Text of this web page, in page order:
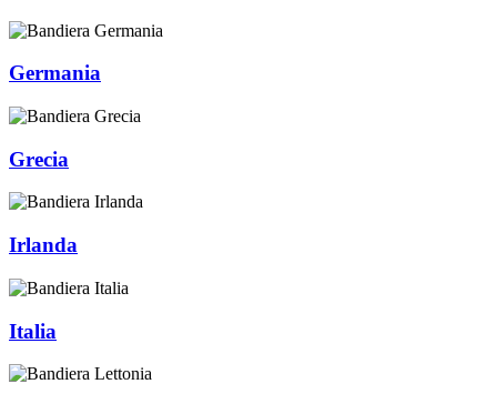
Germania
Grecia
Irlanda
Italia